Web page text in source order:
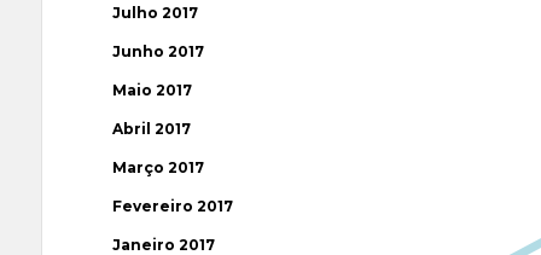
Julho 2017
Junho 2017
Maio 2017
Abril 2017
Março 2017
Fevereiro 2017
Janeiro 2017